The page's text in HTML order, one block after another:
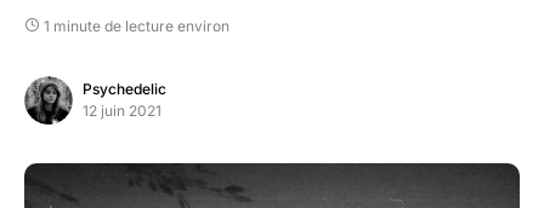
1 minute de lecture environ
Psychedelic
12 juin 2021